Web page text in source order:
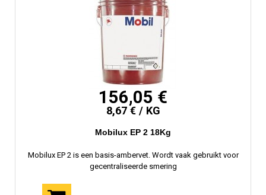
156,05 €
8,67 € / KG
Mobilux EP 2 18Kg
Mobilux EP 2 is een basis-ambervet. Wordt vaak gebruikt voor
gecentraliseerde smering